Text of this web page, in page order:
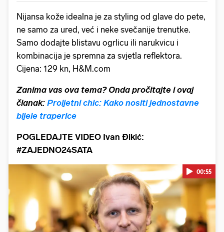
Nijansa kože idealna je za styling od glave do pete,
ne samo za ured, već i neke svečanije trenutke.
Samo dodajte blistavu ogrlicu ili narukvicu i
kombinacija je spremna za svjetla reflektora.
Cijena: 129 kn, H&M.com
Zanima vas ova tema? Onda pročitajte i ovaj
članak: Proljetni chic: Kako nositi jednostavne
bijele traperice
POGLEDAJTE VIDEO Ivan Đikić:
#ZAJEDNO24SATA
00:55